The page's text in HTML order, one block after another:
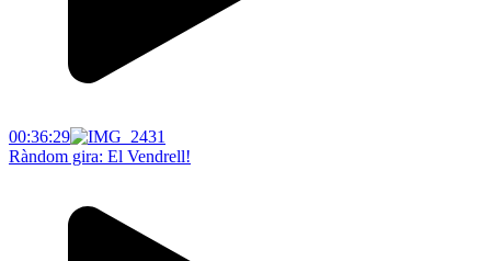
00:36:29
Ràndom gira: El Vendrell!